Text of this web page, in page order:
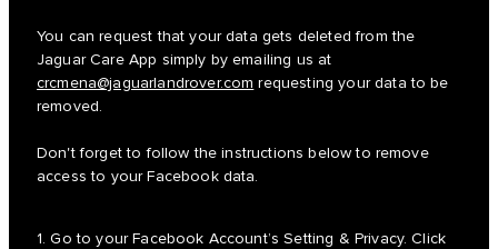
You can request that your data gets deleted from the
Jaguar Care App simply by emailing us at
crcmena@jaguarlandrover.com requesting your data to be
removed.
Don't forget to follow the instructions below to remove
access to your Facebook data.
1. Go to your Facebook Account’s Setting & Privacy. Click